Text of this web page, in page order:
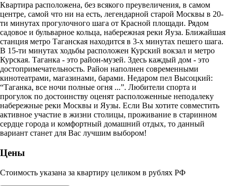
Квартира расположена, без всякого преувеличения, в самом
центре, самой что ни на есть, легендарной старой Москвы в 20-
ти минутах прогулочного шага от Красной площади. Рядом
садовое и бульварное кольца, набережная реки Яуза. Ближайшая
станция метро Таганская находится в 3-х минутах пешего шага.
В 15-ти минутах ходьбы расположен Курский вокзал и метро
Курская. Таганка - это район-музей. Здесь каждый дом - это
достопримечательность. Район наполнен современными
кинотеатрами, магазинами, барами. Недаром пел Высоцкий:
“Таганка, все ночи полные огня ...”. Любители спорта и
прогулок по достоинству оценят расположенные неподалеку
набережные реки Москвы и Яузы. Если Вы хотите совместить
активное участие в жизни столицы, проживание в старинном
сердце города и комфортный домашний отдых, то данный
вариант станет для Вас лучшим выбором!
Цены
Стоимость указана за квартиру целиком в рублях РФ